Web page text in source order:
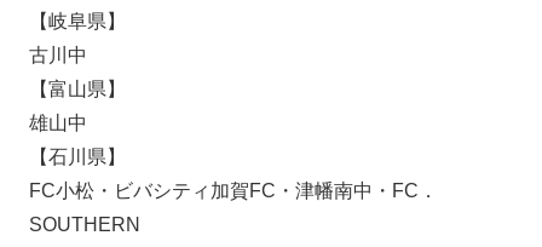
【岐阜県】
古川中
【富山県】
雄山中
【石川県】
FC小松・ビバシティ加賀FC・津幡南中・FC．
SOUTHERN